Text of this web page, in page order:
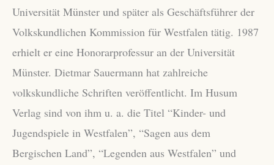
Universität Münster und später als Geschäftsführer der
Volkskundlichen Kommission für Westfalen tätig. 1987
erhielt er eine Honorarprofessur an der Universität
Münster. Dietmar Sauermann hat zahlreiche
volkskundliche Schriften veröffentlicht. Im Husum
Verlag sind von ihm u. a. die Titel “Kinder- und
Jugendspiele in Westfalen”, “Sagen aus dem
Bergischen Land”, “Legenden aus Westfalen” und